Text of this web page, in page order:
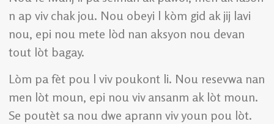
n ap viv chak jou. Nou obeyi l kòm gid ak jij lavi
nou, epi nou mete lòd nan aksyon nou devan
tout lòt bagay.
Lòm pa fèt pou l viv poukont li. Nou resevwa nan
men lòt moun, epi nou viv ansanm ak lòt moun.
Se poutèt sa nou dwe aprann viv youn pou lòt.